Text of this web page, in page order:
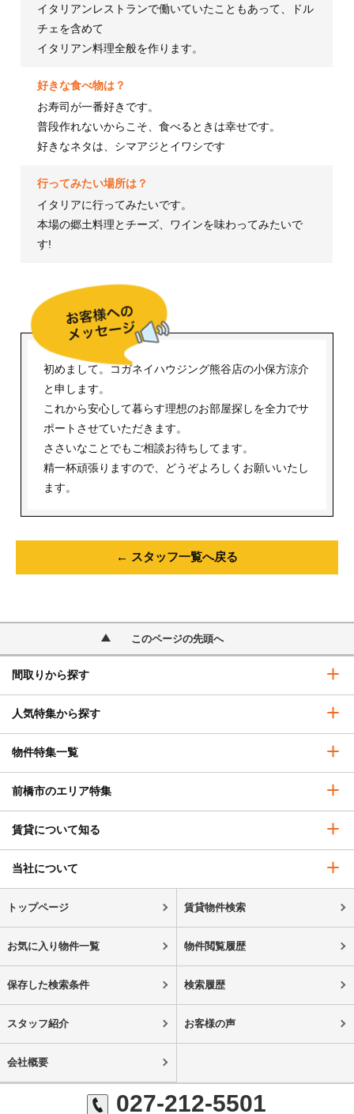
イタリアンレストランで働いていたこともあって、ドル
チェを含めて
イタリアン料理全般を作ります。
好きな食べ物は？
お寿司が一番好きです。
普段作れないからこそ、食べるときは幸せです。
好きなネタは、シマアジとイワシです
行ってみたい場所は？
イタリアに行ってみたいです。
本場の郷土料理とチーズ、ワインを味わってみたいで
す!
初めまして。コガネイハウジング熊谷店の小保方涼介
と申します。
これから安心して暮らす理想のお部屋探しを全力でサ
ポートさせていただきます。
ささいなことでもご相談お待ちしてます。
精一杯頑張りますので、どうぞよろしくお願いいたし
ます。
← スタッフ一覧へ戻る
このページの先頭へ
間取りから探す
人気特集から探す
物件特集一覧
前橋市のエリア特集
賃貸について知る
当社について
トップページ 賃貸物件検索
お気に入り物件一覧 物件閲覧履歴
保存した検索条件 検索履歴
スタッフ紹介 お客様の声
会社概要
027-212-5501